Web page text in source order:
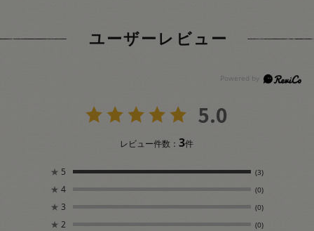
ユーザーレビュー
5.0
レビュー件数：3件
★ 5 (3)
★ 4 (0)
★ 3 (0)
★ 2 (0)